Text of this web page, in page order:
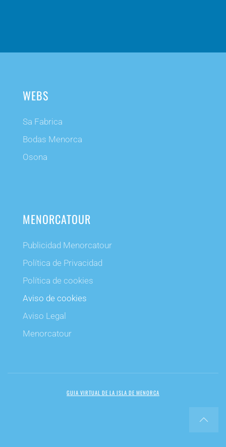
WEBS
Sa Fabrica
Bodas Menorca
Osona
MENORCATOUR
Publicidad Menorcatour
Política de Privacidad
Política de cookies
Aviso de cookies
Aviso Legal
Menorcatour
GUIA VIRTUAL DE LA ISLA DE MENORCA